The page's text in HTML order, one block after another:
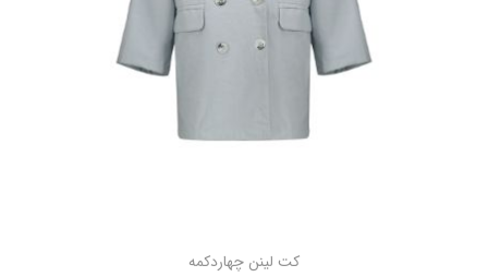
كت لينن چهاردكمه